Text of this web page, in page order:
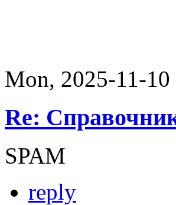
Mon, 2025-11-
Re:
SPAM
reply